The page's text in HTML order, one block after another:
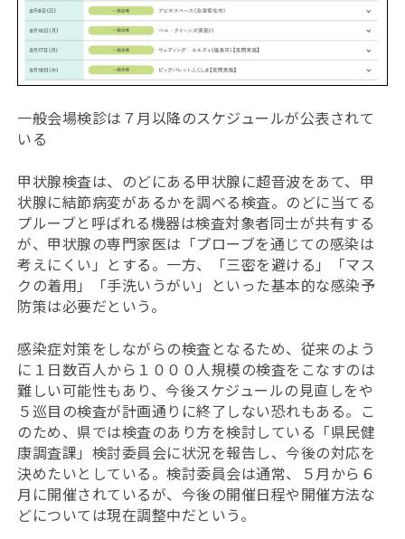
一般会場検診は７月以降のスケジュールが公表されて
いる
甲状腺検査は、のどにある甲状腺に超音波をあて、甲
状腺に結節病変があるかを調べる検査。のどに当てる
プルーブと呼ばれる機器は検査対象者同士が共有する
が、甲状腺の専門家医は「プローブを通じての感染は
考えにくい」とする。一方、「三密を避ける」「マス
クの着用」「手洗いうがい」といった基本的な感染予
防策は必要だという。
感染症対策をしながらの検査となるため、従来のよう
に１日数百人から１０００人規模の検査をこなすのは
難しい可能性もあり、今後スケジュールの見直しをや
５巡目の検査が計画通りに終了しない恐れもある。こ
のため、県では検査のあり方を検討している「県民健
康調査課」検討委員会に状況を報告し、今後の対応を
決めたいとしている。検討委員会は通常、５月から６
月に開催されているが、今後の開催日程や開催方法な
どについては現在調整中だという。